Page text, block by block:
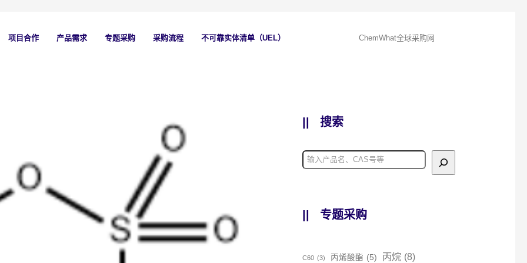
ChemWhat全球采购网
项目合作 产品需求 专题采购 采购流程 不可靠实体清单（UEL）
搜索
专题采购
C60 (3) 丙烯酸酯 (5) 丙烷 (8)